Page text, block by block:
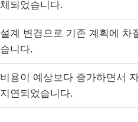
체되었습니다.
설계 변경으로 기존 계획에 차
습니다.
비용이 예상보다 증가하면서
지연되었습니다.